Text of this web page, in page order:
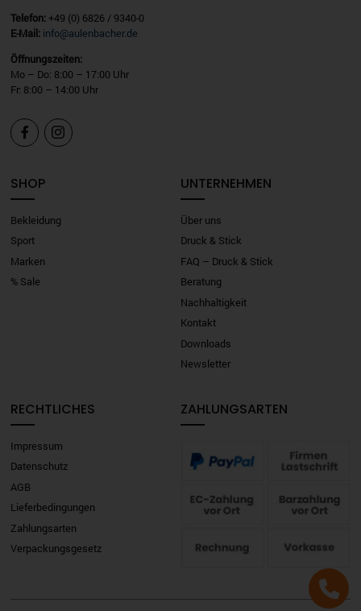
Telefon:+49 (0) 6826 / 9340-0
E-Mail: info@aulenbacher.de
Öffnungszeiten:
Mo – Do: 8:00 – 17:00 Uhr
Fr: 8:00 – 14:00 Uhr
 
SHOP
Bekleidung
Sport
Marken
% Sale
UNTERNEHMEN
Über uns
Druck & Stick
FAQ – Druck & Stick
Beratung
Nachhaltigkeit
Kontakt
Downloads
Newsletter
RECHTLICHES
Impressum
Datenschutz
AGB
Lieferbedingungen
Zahlungsarten
Verpackungsgesetz
ZAHLUNGSARTEN